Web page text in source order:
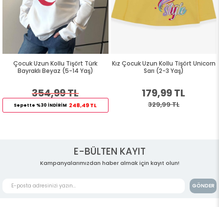
Çocuk Uzun Kollu Tişört Türk
Bayraklı Beyaz (5-14 Yaş)
354,99 TL
Sepette %30 İNDİRİM 248,49 TL
Kız Çocuk Uzun Kollu Tişört Unicorn
Sarı (2-3 Yaş)
179,99 TL
329,99 TL
E-BÜLTEN KAYIT
Kampanyalarımızdan haber almak için kayıt olun!
GÖNDER